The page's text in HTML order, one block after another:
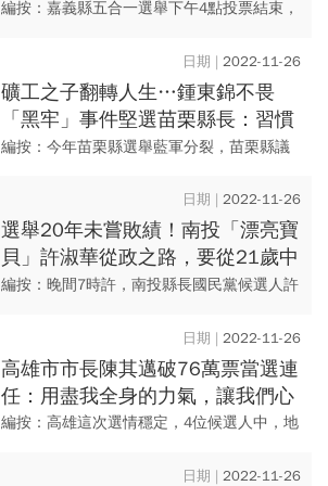
變得不一樣
編按：嘉義縣五合一選舉下午4點投票結束，
比4年前縣長選舉投票率70.75％，今年縣長
選舉投票率不算高...
2022-11-26
礦工之子翻轉人生…鍾東錦不畏
「黑牢」事件堅選苗栗縣長：習慣
逆風前行「挫折打不倒我」
編按：今年苗栗縣選舉藍軍分裂，苗栗縣議
（42.66%），遙遙領先其他兩位對手，並終
結國民黨在苗栗7...
2022-11-26
選舉20年未嘗敗績！南投「漂亮寶
貝」許淑華從政之路，要從21歲中
國小姐選美說起
編按：晚間7時許，南投縣長國民黨候選人許
培慧，因此她在競選總部自行宣布當選，台
下支持者也熱情鼓動，直...
2022-11-26
高雄市市長陳其邁破76萬票當選連
任：用盡我全身的力氣，讓我們心
愛的高雄起飛
編按：高雄這次選情穩定，4位候選人中，地
總部下午就逐漸有支持者到場，隨著4點投票
2022-11-26